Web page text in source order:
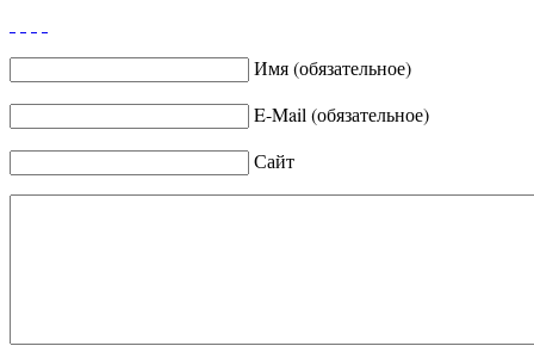
Имя (обязательное)
E-Mail (обязательное)
Сайт